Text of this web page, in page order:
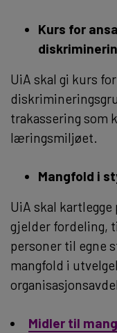
Kurs for
UiA skal gi kurs
trakassering som
læringsmiljøet.
Mangfold i
UiA skal
gjelder fordeling,
personer til egne
mangfold i
Midler til